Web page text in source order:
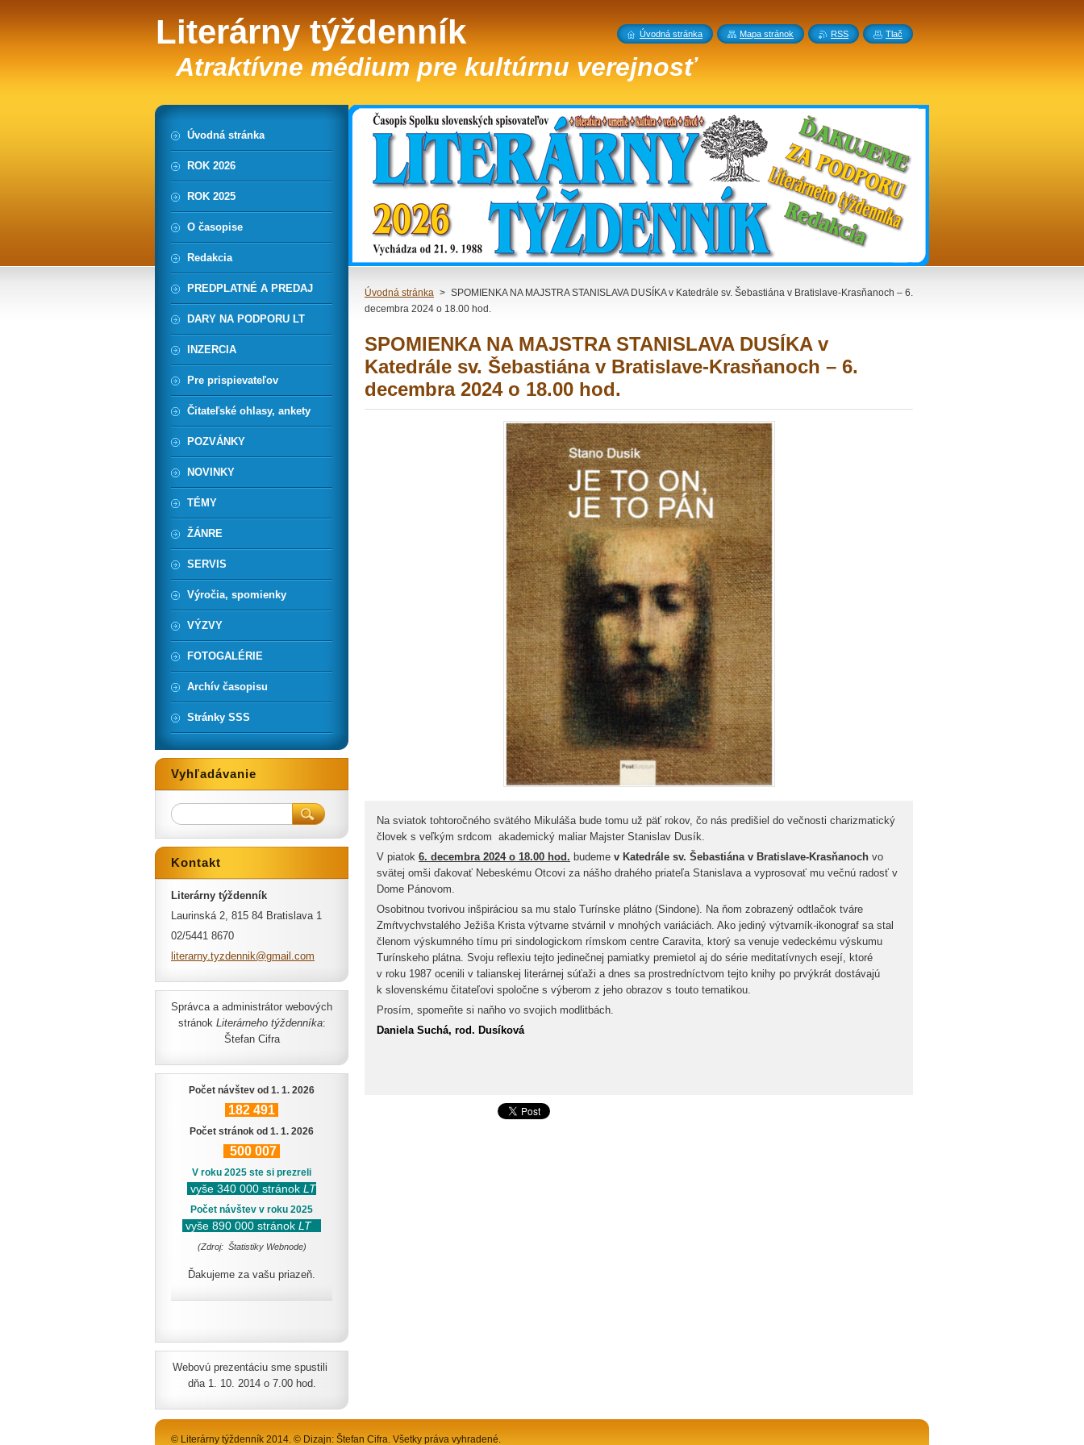
Literárny týždenník
Atraktívne médium pre kultúrnu verejnosť
Úvodná stránka > SPOMIENKA NA MAJSTRA STANISLAVA DUSÍKA v Katedrále sv. Šebastiána v Bratislave-Krasňanoch – 6.
decembra 2024 o 18.00 hod.
SPOMIENKA NA MAJSTRA STANISLAVA DUSÍKA v
Katedrále sv. Šebastiána v Bratislave-Krasňanoch – 6.
decembra 2024 o 18.00 hod.
Na sviatok tohtoročného svätého Mikuláša bude tomu už päť rokov, čo nás predišiel do večnosti charizmatický
človek s veľkým srdcom akademický maliar Majster Stanislav Dusík.
V piatok 6. decembra 2024 o 18.00 hod. budeme v Katedrále sv. Šebastiána v Bratislave-Krasňanoch vo
svätej omši ďakovať Nebeskému Otcovi za nášho drahého priateľa Stanislava a vyprosovať mu večnú radosť v
Dome Pánovom.
Osobitnou tvorivou inšpiráciou sa mu stalo Turínske plátno (Sindone). Na ňom zobrazený odtlačok tváre
Zmŕtvychvstalého Ježiša Krista výtvarne stvárnil v mnohých variáciách. Ako jediný výtvarník-ikonograf sa stal
členom výskumného tímu pri sindologickom rímskom centre Caravita, ktorý sa venuje vedeckému výskumu
Turínskeho plátna. Svoju reflexiu tejto jedinečnej pamiatky premietol aj do série meditatívnych esejí, ktoré
v roku 1987 ocenili v talianskej literárnej súťaži a dnes sa prostredníctvom tejto knihy po prvýkrát dostávajú
k slovenskému čitateľovi spoločne s výberom z jeho obrazov s touto tematikou.
Prosím, spomeňte si naňho vo svojich modlitbách.
Daniela Suchá, rod. Dusíková
Úvodná stránka
ROK 2026
ROK 2025
O časopise
Redakcia
PREDPLATNÉ A PREDAJ
DARY NA PODPORU LT
INZERCIA
Pre prispievateľov
Čitateľské ohlasy, ankety
POZVÁNKY
NOVINKY
TÉMY
ŽÁNRE
SERVIS
Výročia, spomienky
VÝZVY
FOTOGALÉRIE
Archív časopisu
Stránky SSS
Vyhľadávanie
Kontakt
Literárny týždenník
Laurinská 2, 815 84 Bratislava 1
02/5441 8670
literarny.tyzdennik@gmai l.com
Správca a administrátor webových
stránok Literárneho týždenníka:
Štefan Cifra
Počet návštev od 1. 1. 2026
182 491
Počet stránok od 1. 1. 2026
500 007
V roku 2025 ste si prezreli
vyše 340 000 stránok LT
Počet návštev v roku 2025
vyše 890 000 stránok LT
(Zdroj: Štatistiky Webnode)
Ďakujeme za vašu priazeň.
Webovú prezentáciu sme spustili
dňa 1. 10. 2014 o 7.00 hod.
© Literárny týždenník 2014. © Dizajn: Štefan Cifra. Všetky práva vyhradené.
Úvodná stránka Mapa stránok RSS Tlač